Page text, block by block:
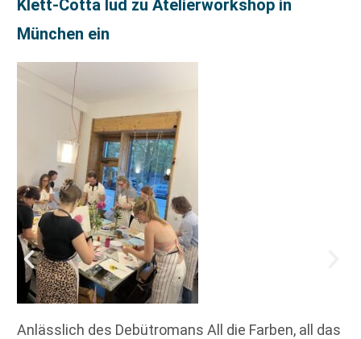
Klett-Cotta lud zu Atelierworkshop in
München ein
Anlässlich des Debütromans All die Farben, all das